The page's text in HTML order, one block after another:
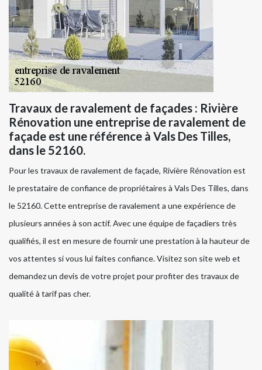
Travaux de ravalement de façades : Rivière
Rénovation une entreprise de ravalement de
façade est une référence à Vals Des Tilles,
dans le 52160.
Pour les travaux de ravalement de façade, Rivière Rénovation est
le prestataire de confiance de propriétaires à Vals Des Tilles, dans
le 52160. Cette entreprise de ravalement a une expérience de
plusieurs années à son actif. Avec une équipe de façadiers très
qualifiés, il est en mesure de fournir une prestation à la hauteur de
vos attentes si vous lui faites confiance. Visitez son site web et
demandez un devis de votre projet pour profiter des travaux de
qualité à tarif pas cher.